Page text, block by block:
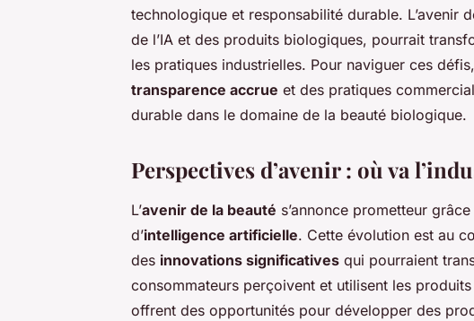
technologique et responsabilité durable. L’avenir
de l’IA et des produits biologiques, pourrait
les pratiques industrielles. Pour naviguer ces
transparence accrue et des pratiques
durable dans le domaine de la beauté biologique.
Perspectives d’avenir : où va
L’avenir de la beauté s’annonce prometteur
d’intelligence artificielle. Cette évolution est au
des innovations significatives qui pourraient
consommateurs perçoivent et utilisent les
offrent des opportunités pour développer des